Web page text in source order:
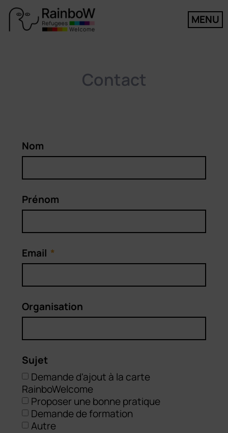
MENU
Contact
Nom
Prénom
Email
Organisation
Sujet
Demande d'ajout à la carte
RainboWelcome
Proposer une bonne pratique
Demande de formation
Autre